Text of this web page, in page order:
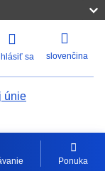
sa slovenčina
únie
Ponuka